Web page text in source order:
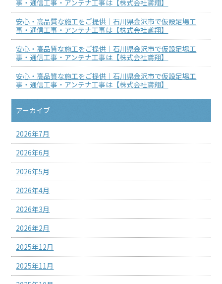
事・通信工事・アンテナ工事は【株式会社鳶翔】
安心・高品質な施工をご提供｜石川県金沢市で仮設足場工
事・通信工事・アンテナ工事は【株式会社鳶翔】
安心・高品質な施工をご提供｜石川県金沢市で仮設足場工
事・通信工事・アンテナ工事は【株式会社鳶翔】
安心・高品質な施工をご提供｜石川県金沢市で仮設足場工
事・通信工事・アンテナ工事は【株式会社鳶翔】
アーカイブ
2026年7月
2026年6月
2026年5月
2026年4月
2026年3月
2026年2月
2025年12月
2025年11月